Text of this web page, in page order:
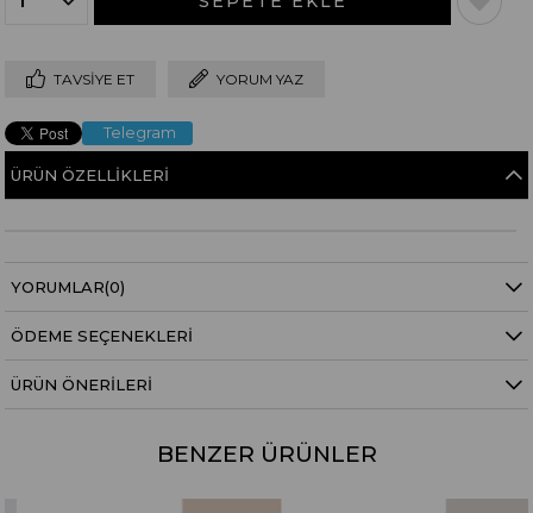
TAVSIYE ET YORUM YAZ
Telegram
ÜRÜN ÖZELLIKLERI
YORUMLAR(0)
ÖDEME SEÇENEKLERI
ÜRÜN ÖNERILERI
BENZER ÜRÜNLER